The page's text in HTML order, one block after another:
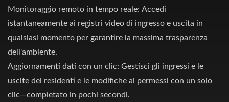
Monitoraggio remoto in tempo reale: Accedi
istantaneamente ai registri video di ingresso e uscita in
qualsiasi momento per garantire la massima trasparenza
dell'ambiente.
Aggiornamenti dati con un clic: Gestisci gli ingressi e le
uscite dei residenti e le modifiche ai permessi con un solo
clic—completato in pochi secondi.